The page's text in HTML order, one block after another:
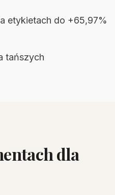
etykietach do +65,97%
tańszych
dla